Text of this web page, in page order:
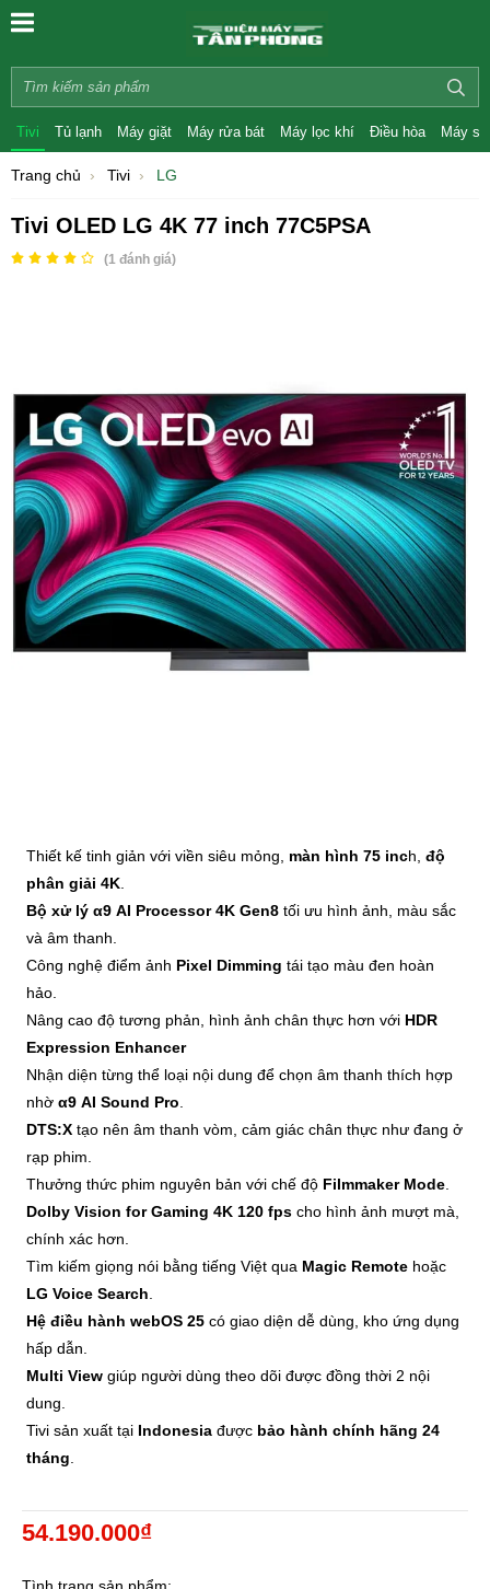
Tivi Tủ lạnh Máy giặt Máy rửa bát Máy lọc khí Điều hòa Máy
Trang chủ Tivi LG
Tivi OLED LG 4K 77 inch 77C5PSA
(1 đánh giá)
Thiết kế tinh giản với viền siêu mỏng, màn hình 75 inch, độ
phân giải 4K
Bộ xử lý α9 AI Processor 4K Gen8 tối ưu hình ảnh, màu sắc
và âm thanh.
Công nghệ điểm ảnh Pixel Dimming tái tạo màu đen hoàn
hảo.
Nâng cao độ tương phản, hình ảnh chân thực hơn với HDR
Expression Enhancer
Nhận diện từng thể loại nội dung để chọn âm thanh thích hợp
nhờ α9 AI Sound Pro
DTS:X tạo nên âm thanh vòm, cảm giác chân thực như đang ở
rạp phim.
Thưởng thức phim nguyên bản với chế độ Filmmaker Mode
Dolby Vision for Gaming 4K 120 fps cho hình ảnh mượt mà,
chính xác hơn.
Tìm kiếm giọng nói bằng tiếng Việt qua Magic Remote hoặc
LG Voice Search
Hệ điều hành webOS 25 có giao diện dễ dùng, kho ứng dụng
hấp dẫn.
Multi View giúp người dùng theo dõi được đồng thời 2 nội
dung.
Tivi sản xuất tại Indonesia được bảo hành chính hãng 24
tháng
54.190.000₫
Tình trạng sản phẩm: